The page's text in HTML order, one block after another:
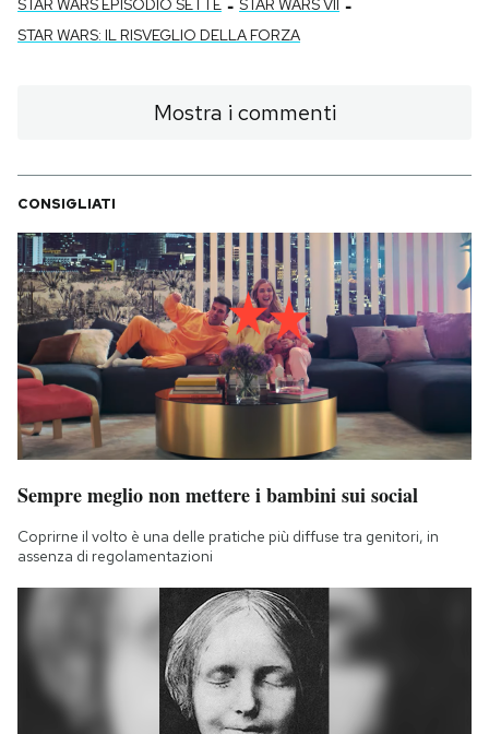
STAR WARS: IL RISVEGLIO DELLA FORZA
Mostra i commenti
CONSIGLIATI
Sempre meglio non mettere i bambini sui social
Coprirne il volto è una delle pratiche più diffuse tra genitori, in
assenza di regolamentazioni